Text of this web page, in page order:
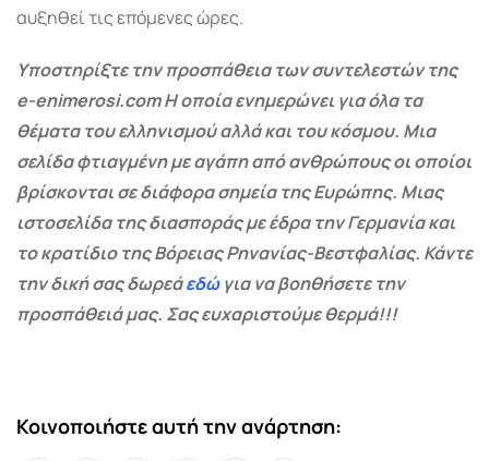
αυξηθεί τις επόμενες ώρες.
Υποστηρίξτε την προσπάθεια των συντελεστών της
e-enimerosi.com Η οποία ενημερώνει για όλα τα
θέματα του ελληνισμού αλλά και του κόσμου. Μια
σελίδα φτιαγμένη με αγάπη από ανθρώπους οι οποίοι
βρίσκονται σε διάφορα σημεία της Ευρώπης. Μιας
ιστοσελίδα της διασποράς με έδρα την Γερμανία και
το κρατίδιο της Βόρειας Ρηνανίας-Βεστφαλίας. Κάντε
την δική σας δωρεάεδώγια να βοηθήσετε την
προσπάθειά μας. Σας ευχαριστούμε θερμά!!!
Κοινοποιήστε αυτή την ανάρτηση: